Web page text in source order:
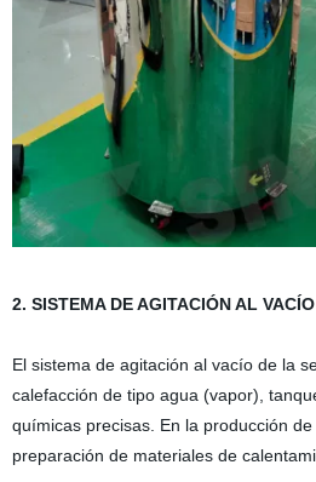
2. SISTEMA DE AGITACIÓN AL
El sistema de agitación al vacío de la
calefacción de tipo agua (vapor),
químicas precisas. En la producción
preparación de materiales de